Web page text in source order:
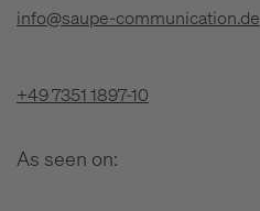
info@saupe-communication.de
+49 7351 1897-10
As seen on: